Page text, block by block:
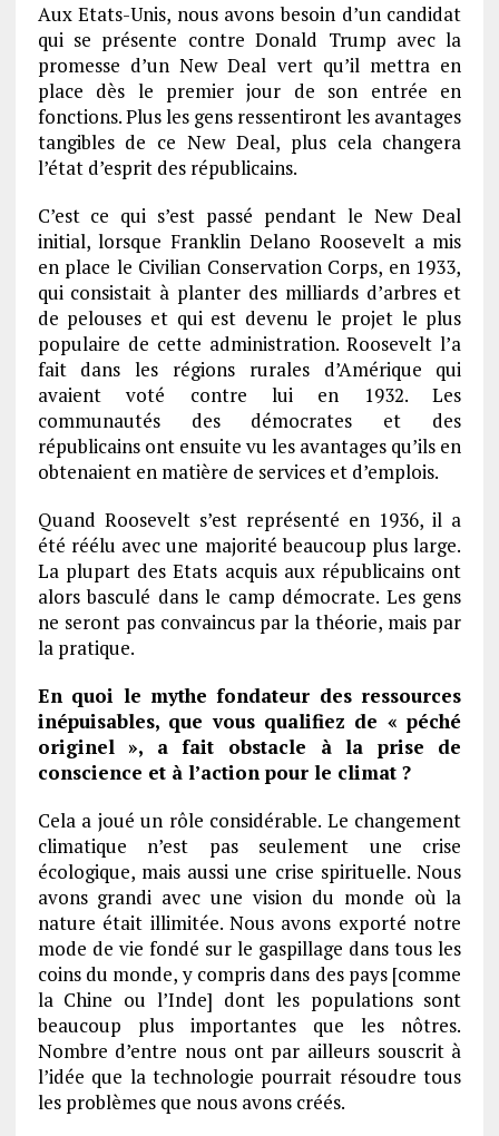
Aux Etats-Unis, nous avons besoin d’un candidat
qui se présente contre Donald Trump avec la
promesse d’un New Deal vert qu’il mettra en
place dès le premier jour de son entrée en
fonctions. Plus les gens ressentiront les avantages
tangibles de ce New Deal, plus cela changera
l’état d’esprit des républicains.
C’est ce qui s’est passé pendant le New Deal
initial, lorsque Franklin Delano Roosevelt a mis
en place le Civilian Conservation Corps, en 1933,
qui consistait à planter des milliards d’arbres et
de pelouses et qui est devenu le projet le plus
populaire de cette administration. Roosevelt l’a
fait dans les régions rurales d’Amérique qui
avaient voté contre lui en 1932. Les
communautés des démocrates et des
républicains ont ensuite vu les avantages qu’ils en
obtenaient en matière de services et d’emplois.
Quand Roosevelt s’est représenté en 1936, il a
été réélu avec une majorité beaucoup plus large.
La plupart des Etats acquis aux républicains ont
alors basculé dans le camp démocrate. Les gens
ne seront pas convaincus par la théorie, mais par
la pratique.
En quoi le mythe fondateur des ressources
inépuisables, que vous qualifiez de « péché
originel », a fait obstacle à la prise de
conscience et à l’action pour le climat ?
Cela a joué un rôle considérable. Le changement
climatique n’est pas seulement une crise
écologique, mais aussi une crise spirituelle. Nous
avons grandi avec une vision du monde où la
nature était illimitée. Nous avons exporté notre
mode de vie fondé sur le gaspillage dans tous les
coins du monde, y compris dans des pays [comme
la Chine ou l’Inde] dont les populations sont
beaucoup plus importantes que les nôtres.
Nombre d’entre nous ont par ailleurs souscrit à
l’idée que la technologie pourrait résoudre tous
les problèmes que nous avons créés.